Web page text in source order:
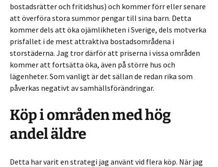
bostadsrätter och fritidshus) och kommer förr eller senare
att överföra stora summor pengar till sina barn. Detta
kommer dels att öka ojämlikheten i Sverige, dels motverka
prisfallet i de mest attraktiva bostadsområdena i
storstäderna. Jag tror därför att priserna i vissa områden
kommer att fortsätta öka, även på större hus och
lägenheter. Som vanligt är det sällan de redan rika som
påverkas negativt av samhällsförändringar.
Köp i områden med hög
andel äldre
Detta har varit en strategi jag använt vid flera köp. När jag